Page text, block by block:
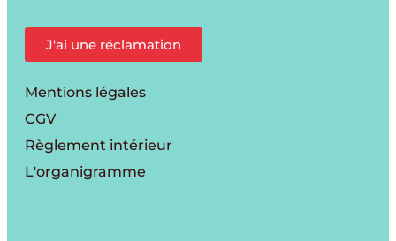
J'ai une réclamation
Mentions légales
CGV
Règlement intérieur
L'organigramme